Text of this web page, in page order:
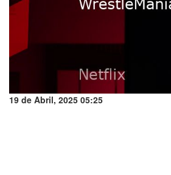
19 de Abril, 2025 05:25